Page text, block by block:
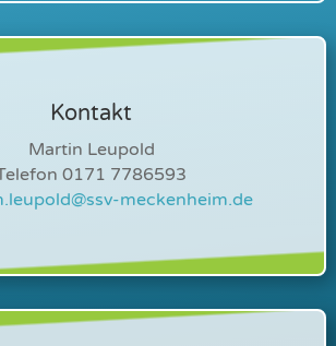
Kontakt
Martin Leupold
0171 7786593
meckenheim.de